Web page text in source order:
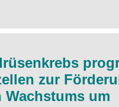
zur
Wachstums um